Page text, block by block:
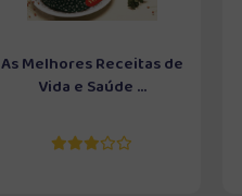
As Melhores Receitas de
Vida e Saúde ...